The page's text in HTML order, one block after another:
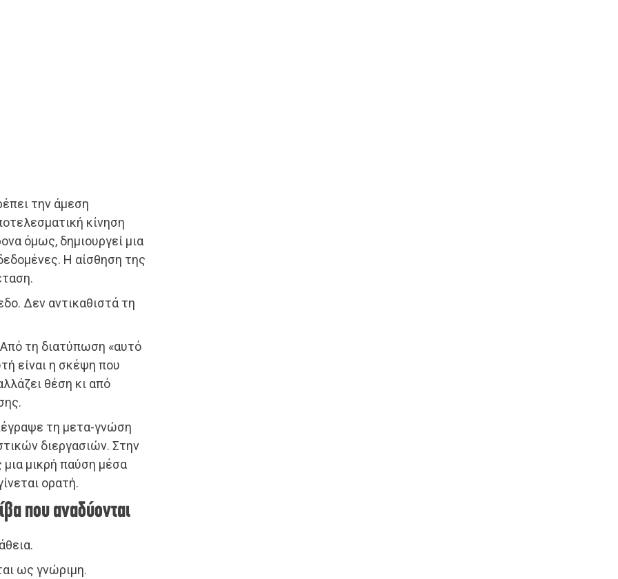
την άμεση
κίνηση
όμως, δημιουργεί μια
Η αίσθηση της
Δεν αντικαθιστά τη
τη διατύπωση «αυτό
είναι η σκέψη που
θέση κι από
τη μετα-γνώση
διεργασιών. Στην
μικρή παύση μέσα
ορατή.
που αναδύονται
ως γνώριμη.